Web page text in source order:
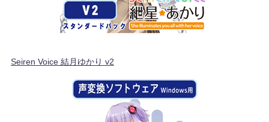
Seiren Voice 結月ゆかり v2